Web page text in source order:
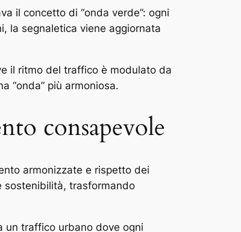
il concetto di “onda verde”: ogni
la segnaletica viene aggiornata
il ritmo del traffico è modulato da
“onda” più armoniosa.
consapevole
armonizzate e rispetto dei
sostenibilità, trasformando
un traffico urbano dove ogni